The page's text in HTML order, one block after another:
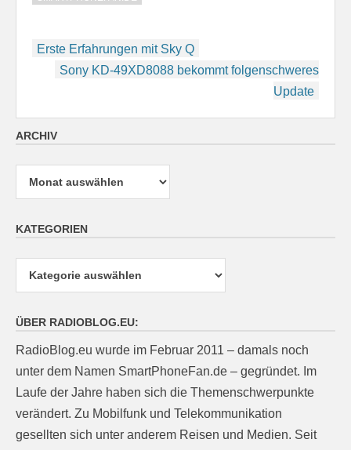
Beitragsnavigation
Erste Erfahrungen mit Sky Q
Sony KD-49XD8088 bekommt folgenschweres
Update
ARCHIV
Archiv
KATEGORIEN
ÜBER RADIOBLOG.EU:
RadioBlog.eu wurde im Februar 2011 – damals noch
unter dem Namen SmartPhoneFan.de – gegründet. Im
Laufe der Jahre haben sich die Themenschwerpunkte
verändert. Zu Mobilfunk und Telekommunikation
gesellten sich unter anderem Reisen und Medien. Seit